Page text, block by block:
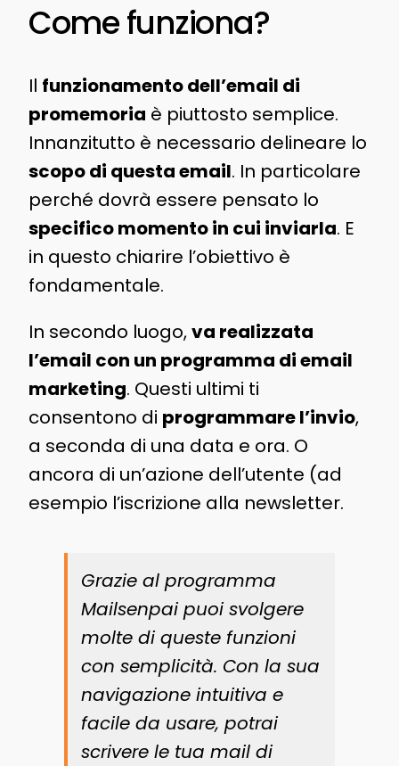
Come funziona?
Il funzionamento dell’email di
promemoria è piuttosto semplice.
Innanzitutto è necessario delineare lo
scopo di questa email. In particolare
perché dovrà essere pensato lo
specifico momento in cui inviarla. E
in questo chiarire l’obiettivo è
fondamentale.
In secondo luogo,va realizzata
l’email con un programma di email
marketing. Questi ultimi ti
consentono di programmare l’invio,
a seconda di una data e ora. O
ancora di un’azione dell’utente (ad
esempio l’iscrizione alla newsletter.
Grazie al programma
Mailsenpai puoi svolgere
molte di queste funzioni
con semplicità. Con la sua
navigazione intuitiva e
facile da usare, potrai
scrivere le tua mail di